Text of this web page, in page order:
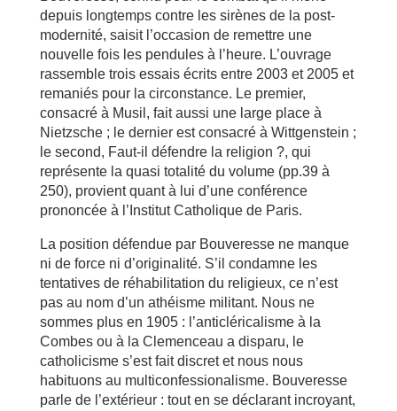
depuis longtemps contre les sirènes de la post-
modernité, saisit l’occasion de remettre une
nouvelle fois les pendules à l’heure. L’ouvrage
rassemble trois essais écrits entre 2003 et 2005 et
remaniés pour la circonstance. Le premier,
consacré à Musil, fait aussi une large place à
Nietzsche ; le dernier est consacré à Wittgenstein ;
le second, Faut-il défendre la religion ?, qui
représente la quasi totalité du volume (pp.39 à
250), provient quant à lui d’une conférence
prononcée à l’Institut Catholique de Paris.
La position défendue par Bouveresse ne manque
ni de force ni d’originalité. S’il condamne les
tentatives de réhabilitation du religieux, ce n’est
pas au nom d’un athéisme militant. Nous ne
sommes plus en 1905 : l’anticléricalisme à la
Combes ou à la Clemenceau a disparu, le
catholicisme s’est fait discret et nous nous
habituons au multiconfessionalisme. Bouveresse
parle de l’extérieur : tout en se déclarant incroyant,